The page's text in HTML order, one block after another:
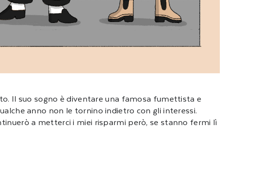
Il suo sogno è diventare una famosa fumettista e
anno non le tornino indietro con gli interessi.
a metterci i miei risparmi però, se stanno fermi lì